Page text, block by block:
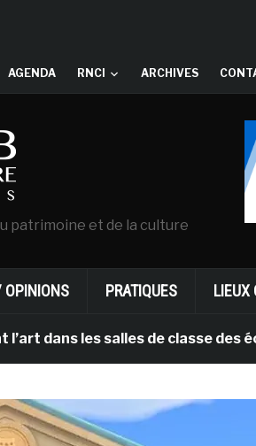
AGENDA RNCI ARCHIVES
patrimoine et de la culture
OPINIONS PRATIQUES LIEUX
les salles de classe des écoles